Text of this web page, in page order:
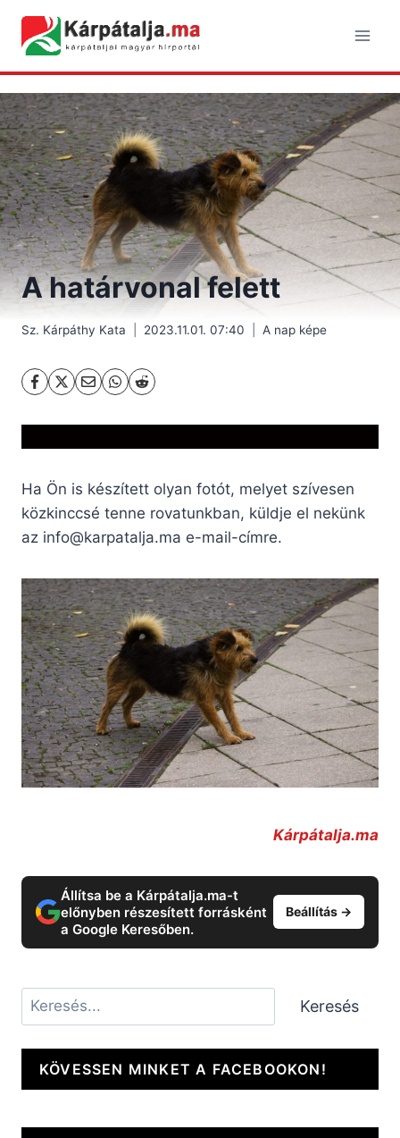
content
A határvonal felett
Sz. Kárpáthy Kata 2023.11.01. 07:40 A nap képe
Ha Ön is készített olyan fotót, melyet szívesen
közkinccsé tenne rovatunkban, küldje el nekünk
az info@karpatalja.ma e-mail-címre.
Kárpátalja.ma
Állítsa be a Kárpátalja.ma-t
előnyben részesített forrásként
a Google Keresőben.
Beállítás →
Keresés Keresés
KÖVESSEN MINKET A FACEBOOKON!